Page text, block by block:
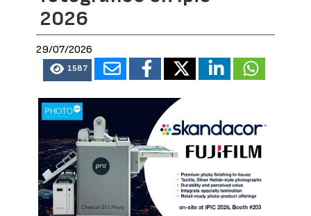
2026
29/07/2026
1587